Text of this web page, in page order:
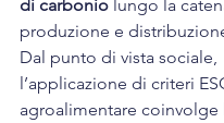
di carbonio lungo la
produzione e
Dal punto di vista sociale,
l’applicazione di criteri
agroalimentare coinvolge